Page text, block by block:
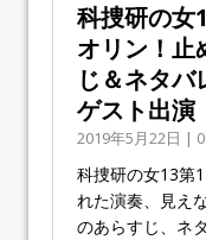
科捜研の女
オリン！
じ＆ネタ
ゲスト出演
2019年5月22日 |
科捜研の女13第
れた演奏、見え
のあらすじ、ネ